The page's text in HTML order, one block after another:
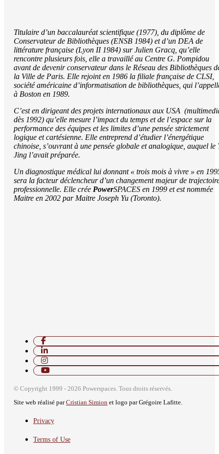
Titulaire d’un baccalauréat scientifique (1977), du diplôme de
Conservateur de Bibliothèques (ENSB 1984) et d’un DEA de
littérature française (Lyon II 1984) sur Julien Gracq, qu’elle
rencontre plusieurs fois, elle a travaillé au Centre G. Pompidou
avant de devenir conservateur dans le Réseau des Bibliothèques
la Ville de Paris. Elle rejoint en 1986 la filiale française de CLSI,
société américaine d’informatisation de bibliothèques, qui
à Boston en 1989.
C’est en dirigeant des projets internationaux aux USA
dès 1992) qu’elle mesure l’impact du temps et de l’espace sur la
performance des équipes et les limites d’une pensée strictement
logique et cartésienne. Elle entreprend d’étudier l’énergétique
chinoise, s’ouvrant à une pensée globale et analogique, auquel le
Jing l’avait préparée.
Un diagnostique médical lui donnant « trois mois à vivre » en
sera la facteur déclencheur d’un changement majeur de
professionnelle. Elle crée PowerSPACES en 1999 et est nommée
Maitre en 2002 par Maitre Joseph Yu (Toronto).
© Copyright 1999 - 2026 Powerspaces. Tous droits réservés.
Site web réalisé parCristian Simion et logo par Grégoire Lafitte.
Privacy
Terms of Use